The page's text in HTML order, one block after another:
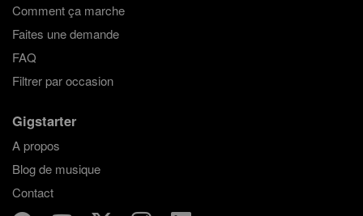
Comment ça marche
Faites une demande
FAQ
Filtrer par occasion
Gigstarter
A propos
Blog de musique
Contact